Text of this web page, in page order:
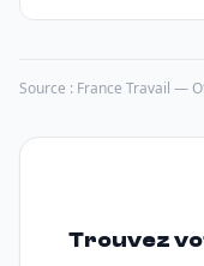
Source : France Travail —
Trouvez